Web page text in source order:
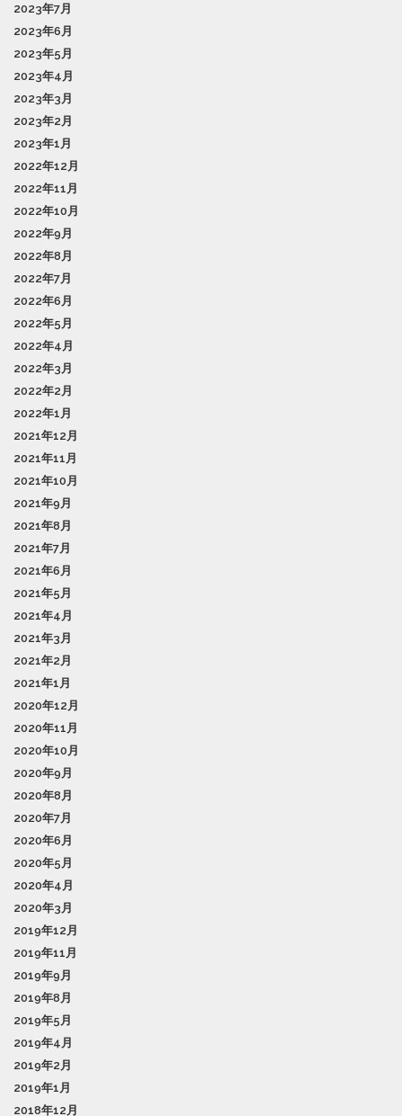
2023年7月
2023年6月
2023年5月
2023年4月
2023年3月
2023年2月
2023年1月
2022年12月
2022年11月
2022年10月
2022年9月
2022年8月
2022年7月
2022年6月
2022年5月
2022年4月
2022年3月
2022年2月
2022年1月
2021年12月
2021年11月
2021年10月
2021年9月
2021年8月
2021年7月
2021年6月
2021年5月
2021年4月
2021年3月
2021年2月
2021年1月
2020年12月
2020年11月
2020年10月
2020年9月
2020年8月
2020年7月
2020年6月
2020年5月
2020年4月
2020年3月
2019年12月
2019年11月
2019年9月
2019年8月
2019年5月
2019年4月
2019年2月
2019年1月
2018年12月